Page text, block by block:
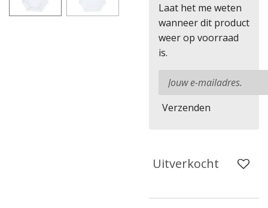
Laat het me weten
wanneer dit product
weer op voorraad
is.
Verzenden
Uitverkocht